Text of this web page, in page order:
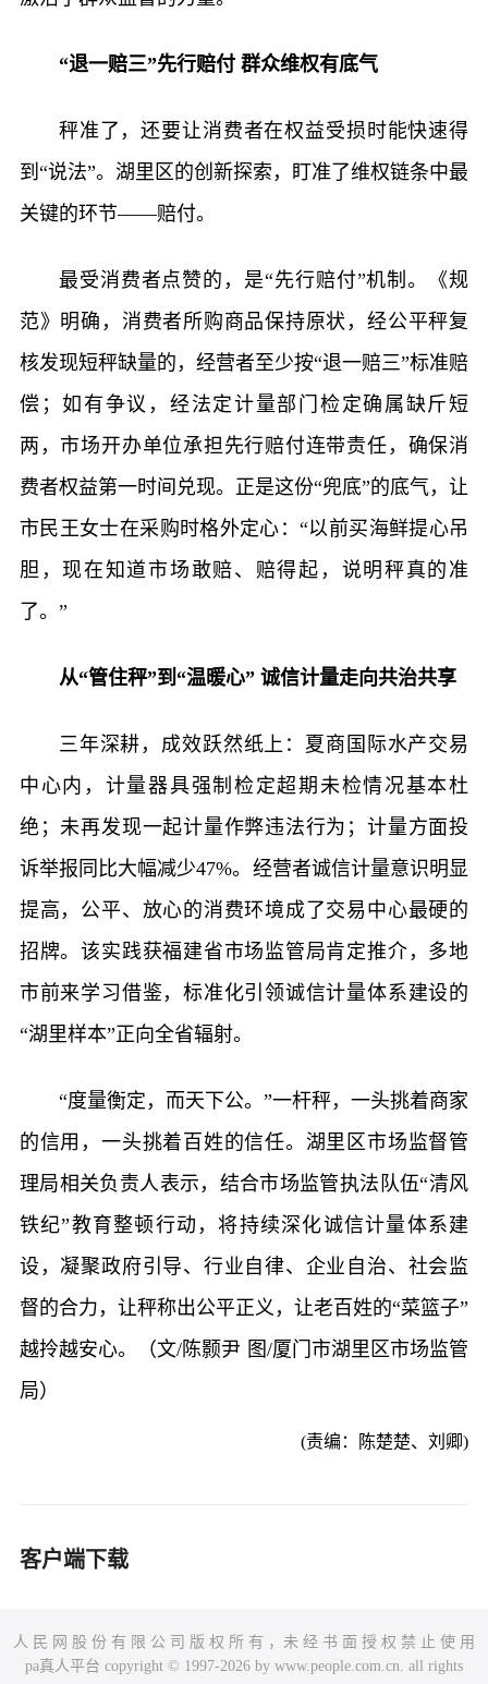
“退一赔三”先行赔付 群众维权有底气
秤准了，还要让消费者在权益受损时能快速得
到“说法”。湖里区的创新探索，盯准了维权链条中最
关键的环节——赔付。
最受消费者点赞的，是“先行赔付”机制。《规
范》明确，消费者所购商品保持原状，经公平秤复
核发现短秤缺量的，经营者至少按“退一赔三”标准赔
偿；如有争议，经法定计量部门检定确属缺斤短
两，市场开办单位承担先行赔付连带责任，确保消
费者权益第一时间兑现。正是这份“兜底”的底气，让
市民王女士在采购时格外定心：“以前买海鲜提心吊
胆，现在知道市场敢赔、赔得起，说明秤真的准
了。”
从“管住秤”到“温暖心” 诚信计量走向共治共享
三年深耕，成效跃然纸上：夏商国际水产交易
中心内，计量器具强制检定超期未检情况基本杜
绝；未再发现一起计量作弊违法行为；计量方面投
诉举报同比大幅减少47%。经营者诚信计量意识明显
提高，公平、放心的消费环境成了交易中心最硬的
招牌。该实践获福建省市场监管局肯定推介，多地
市前来学习借鉴，标准化引领诚信计量体系建设的
“湖里样本”正向全省辐射。
“度量衡定，而天下公。”一杆秤，一头挑着商家
的信用，一头挑着百姓的信任。湖里区市场监督管
理局相关负责人表示，结合市场监管执法队伍“清风
铁纪”教育整顿行动，将持续深化诚信计量体系建
设，凝聚政府引导、行业自律、企业自治、社会监
督的合力，让秤称出公平正义，让老百姓的“菜篮子”
越拎越安心。（文/陈颢尹 图/厦门市湖里区市场监管
局）
(责编：陈楚楚、刘卿)
客户端下载
人 民 网 股 份 有 限 公 司 版 权 所 有 ，未 经 书 面 授 权 禁 止 使 用
pa真人平台 copyright © 1997-2026 by www.people.com.cn. all rights